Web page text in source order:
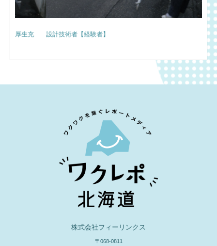
設計技術者【経験者】 エ
株式会社フィーリンクス
〒068-0811